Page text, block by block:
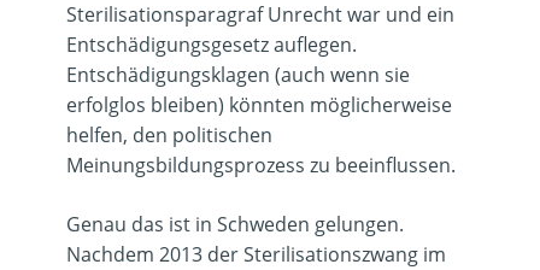
Sterilisationsparagraf Unrecht war und ein
Entschädigungsgesetz auflegen.
Entschädigungsklagen (auch wenn sie
erfolglos bleiben) könnten möglicherweise
helfen, den politischen
Meinungsbildungsprozess zu beeinflussen.
Genau das ist in Schweden gelungen.
Nachdem 2013 der Sterilisationszwang im